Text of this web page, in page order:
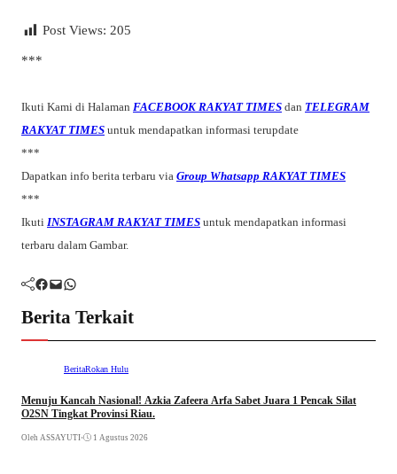
Post Views: 205
***
Ikuti Kami di Halaman FACEBOOK RAKYAT TIMES dan TELEGRAM
RAKYAT TIMES untuk mendapatkan informasi terupdate
***
Dapatkan info berita terbaru via Group Whatsapp RAKYAT TIMES
***
Ikuti INSTAGRAM RAKYAT TIMES untuk mendapatkan informasi
terbaru dalam Gambar.
Facebook Mail WhatsApp
Berita Terkait
BeritaRokan Hulu
Menuju Kancah Nasional! Azkia Zafeera Arfa Sabet Juara 1 Pencak Silat
O2SN Tingkat Provinsi Riau.
Oleh ASSAYUTI• 1 Agustus 2026